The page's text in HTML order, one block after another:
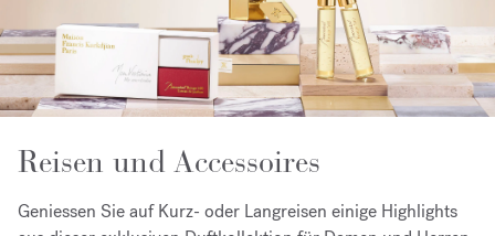
Reisen und Accessoires
Geniessen Sie auf Kurz- oder Langreisen einige Highlights